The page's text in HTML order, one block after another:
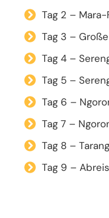
Tag 2 –
Tag 3 –
Tag 4 –
Tag 5 –
Tag 6 –
Tag 7 –
Tag 8 –
Tag 9 –